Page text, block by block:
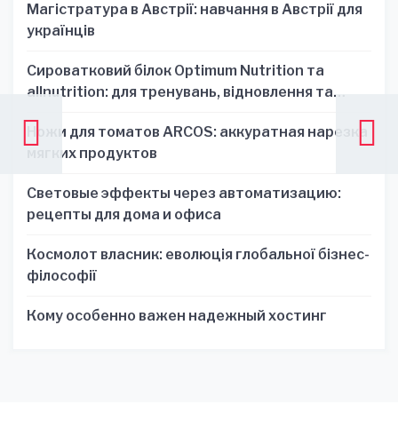
Магістратура в Австрії: навчання в Австрії для
українців
Сироватковий білок Optimum Nutrition та
allnutrition: для тренувань, відновлення та
Ножи для томатов ARCOS: аккуратная нарезка
мягких продуктов
Световые эффекты через автоматизацию:
рецепты для дома и офиса
Космолот власник: еволюція глобальної бізнес-
філософії
Кому особенно важен надежный хостинг